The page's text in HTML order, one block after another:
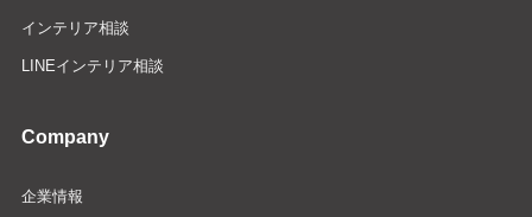
インテリア相談
LINEインテリア相談
Company
企業情報